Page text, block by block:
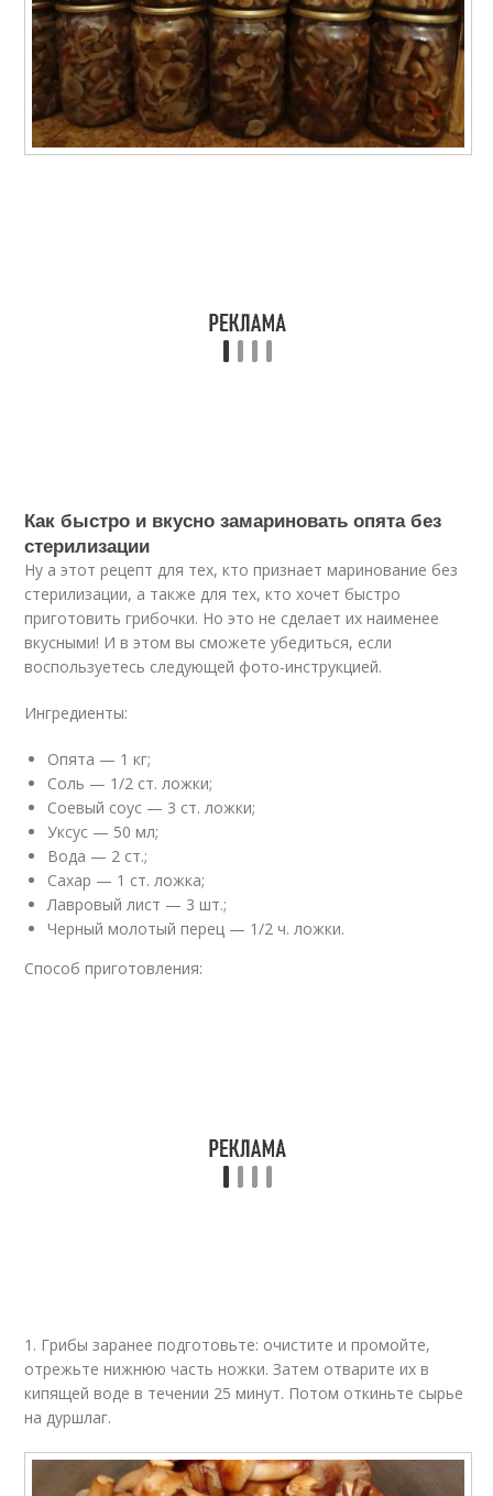
Как быстро и вкусно замариновать опята без
стерилизации
Ну а этот рецепт для тех, кто признает маринование без
стерилизации, а также для тех, кто хочет быстро
приготовить грибочки. Но это не сделает их наименее
вкусными! И в этом вы сможете убедиться, если
воспользуетесь следующей фото-инструкцией.
Ингредиенты:
Опята — 1 кг;
Соль — 1/2 ст. ложки;
Соевый соус — 3 ст. ложки;
Уксус — 50 мл;
Вода — 2 ст.;
Сахар — 1 ст. ложка;
Лавровый лист — 3 шт.;
Черный молотый перец — 1/2 ч. ложки.
Способ приготовления:
1. Грибы заранее подготовьте: очистите и промойте,
отрежьте нижнюю часть ножки. Затем отварите их в
кипящей воде в течении 25 минут. Потом откиньте сырье
на дуршлаг.